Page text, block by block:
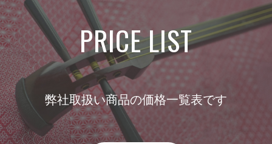
詳しくはコチラ
PRICE LIST
弊社取扱い商品の価格一覧表です